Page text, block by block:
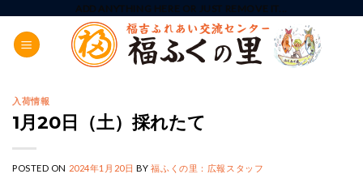
content
ADD ANYTHING HERE OR JUST REMOVE IT...
入荷情報
1月20日（土）採れたて
POSTED ON 2024年1月20日 BY福ふくの里：広報スタッフ